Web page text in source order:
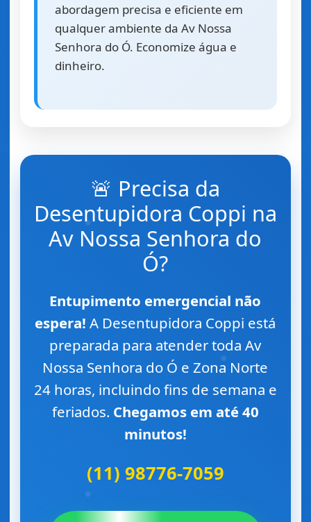
abordagem precisa e eficiente em
qualquer ambiente da Av Nossa
Senhora do Ó. Economize água e
dinheiro.
🚨 Precisa da
Desentupidora Coppi na
Av Nossa Senhora do
Ó?
Entupimento emergencial não
espera! A Desentupidora Coppi está
preparada para atender toda Av
Nossa Senhora do Ó e Zona Norte
24 horas, incluindo fins de semana e
feriados. Chegamos em até 40
minutos!
(11) 98776-7059